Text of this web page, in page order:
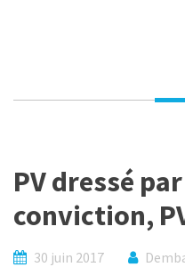
PV dressé
conviction,
30 juin 2017